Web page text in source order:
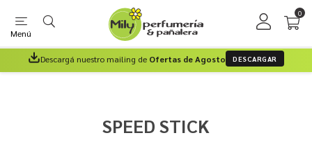
Menú
0
Descargá nuestro mailing de Ofertas de Agosto DESCARGAR
SPEED STICK